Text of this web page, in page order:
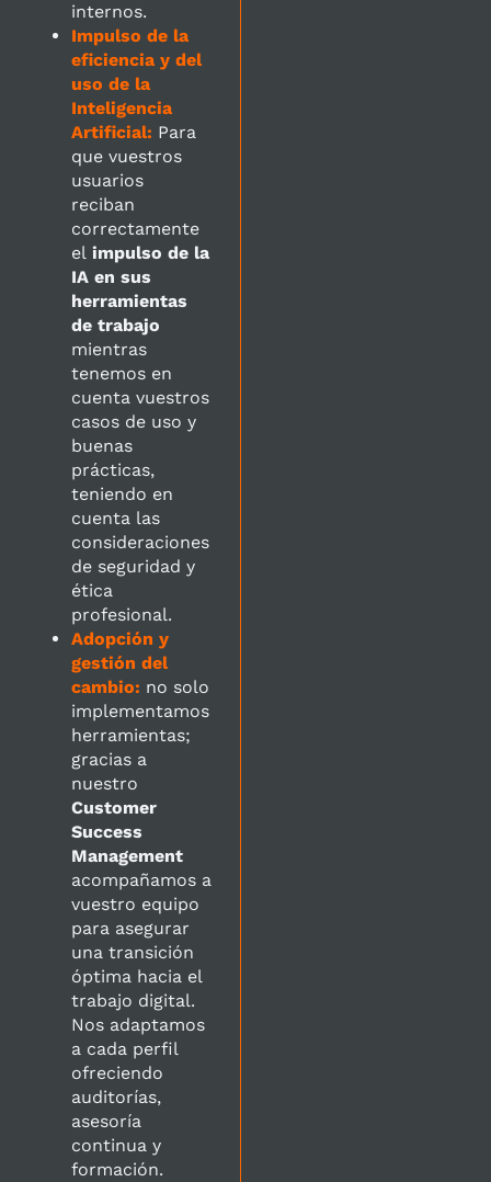
internos.
Impulso de la
eficiencia y del
uso de la
Inteligencia
Artificial: Para
que vuestros
usuarios
reciban
correctamente
elimpulso de la
IA en sus
herramientas
de trabajo
mientras
tenemos en
cuenta vuestros
casos de uso y
buenas
prácticas,
teniendo en
cuenta las
consideraciones
de seguridad y
ética
profesional.
Adopción y
gestión del
cambio: no solo
implementamos
herramientas;
gracias a
nuestro
Customer
Success
Management
acompañamos a
vuestro equipo
para asegurar
una transición
óptima hacia el
trabajo digital.
Nos adaptamos
a cada perfil
ofreciendo
auditorías,
asesoría
continua y
formación.